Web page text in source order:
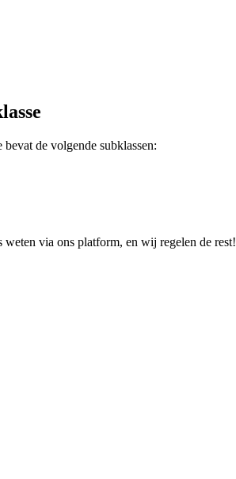
de volgende subklassen:
via ons platform, en wij regelen de rest!